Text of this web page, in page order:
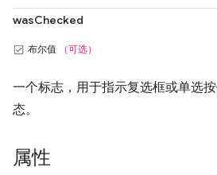
wasChecked
布尔值 （可选）
一个标志，用于指示复选框或单选
态。
属性